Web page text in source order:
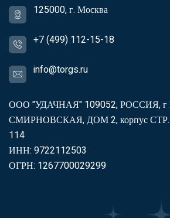
125000, г. Москва
+7 (499) 112-15-18
info@torgs.ru
ООО "УДАЧНАЯ" 109052, РОССИЯ,
СМИРНОВСКАЯ, ДОМ 2, корпус
114
ИНН: 9722112503
ОГРН: 1267700029299